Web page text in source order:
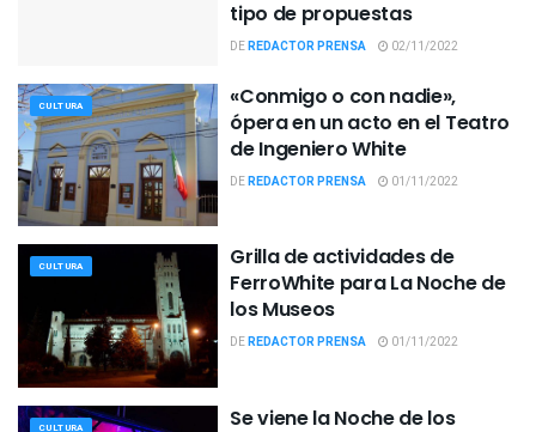
tipo de propuestas
DEREDACTOR PRENSA 02/11/2022
CULTURA
«Conmigo o con nadie»,
ópera en un acto en el Teatro
de Ingeniero White
DEREDACTOR PRENSA 01/11/2022
CULTURA
Grilla de actividades de
FerroWhite para La Noche de
los Museos
DEREDACTOR PRENSA 01/11/2022
CULTURA
Se viene la Noche de los